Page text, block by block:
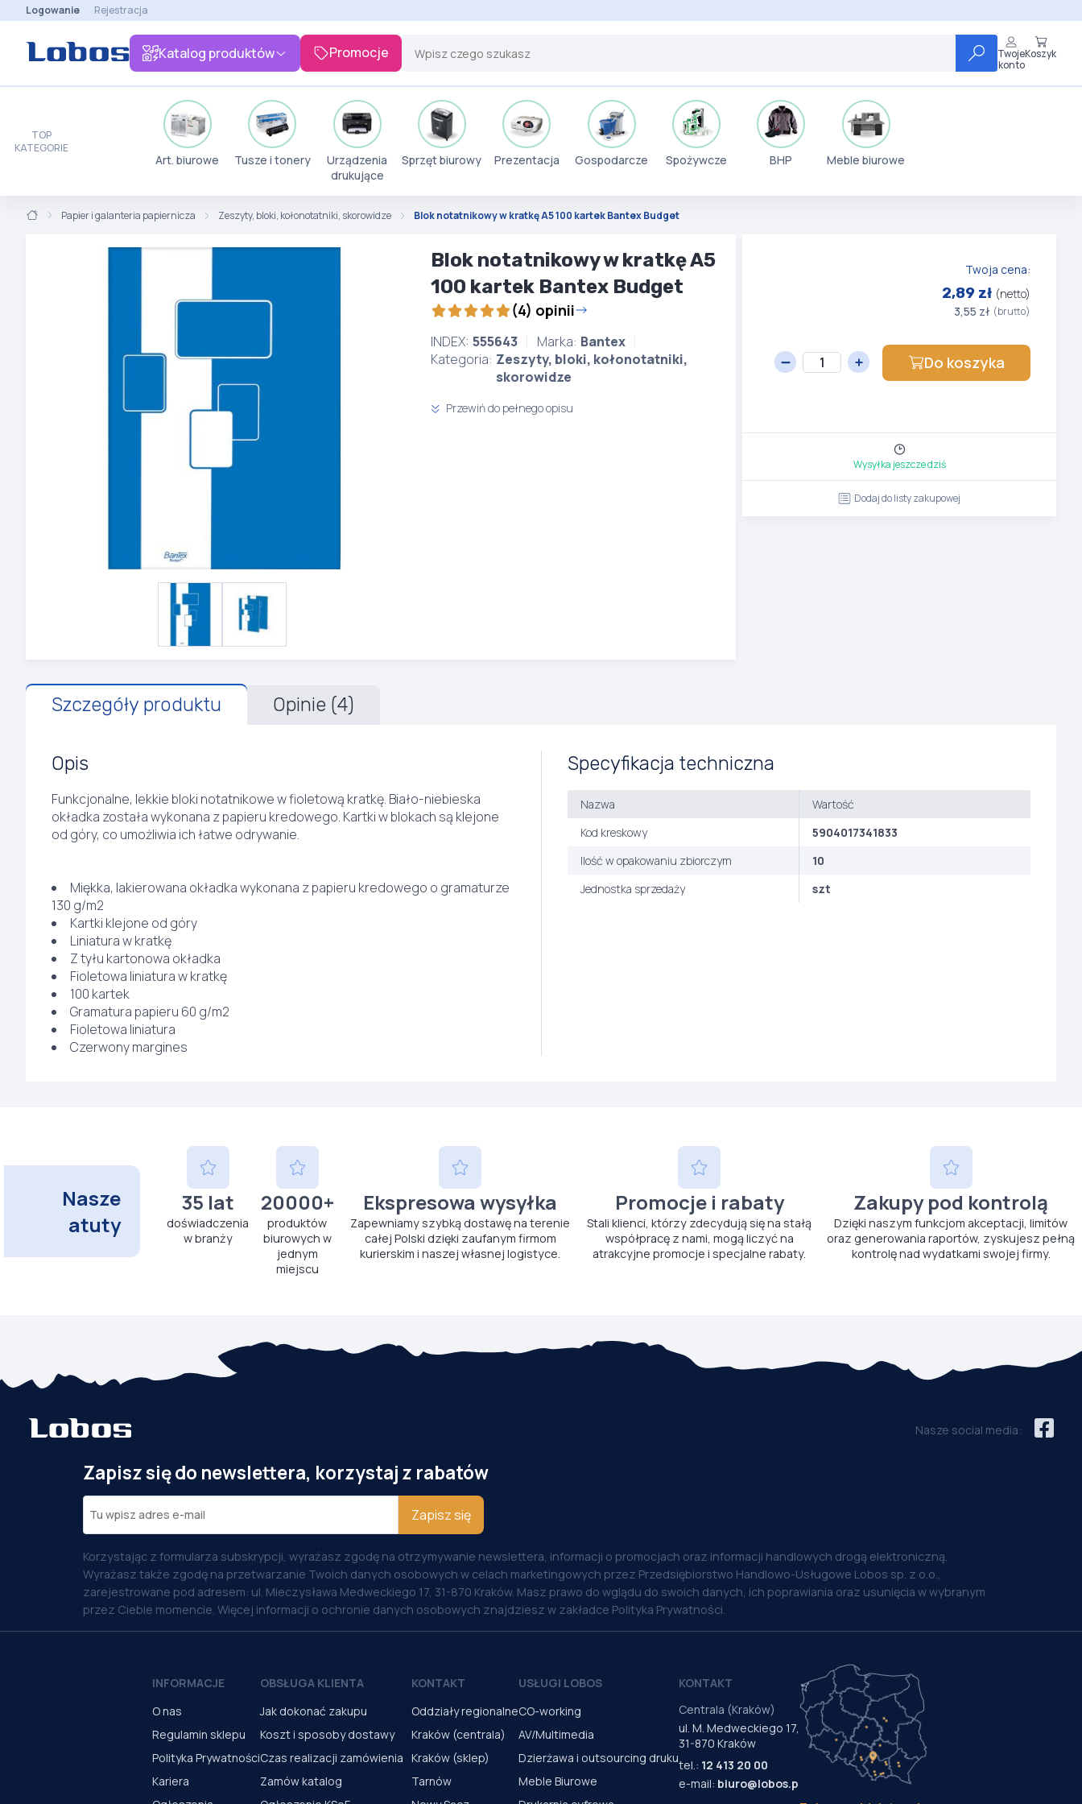
Logowanie Rejestracja
Katalog produktów Promocje
Twoje
konto
Koszyk
TOP
KATEGORIE
Art. biurowe Tusze i tonery
Urządzenia
drukujące
Sprzęt biurowy Prezentacja Gospodarcze Spożywcze BHP Meble biurowe
Papier i galanteria papiernicza Zeszyty, bloki, kołonotatniki, skorowidze Blok notatnikowy w kratkę A5 100 kartek Bantex Budget
Blok notatnikowy w kratkę A5
100 kartek Bantex Budget
(4) opinii
INDEX: 555643 Marka: Bantex
Kategoria: Zeszyty, bloki, kołonotatniki,
skorowidze
Przewiń do pełnego opisu
Twoja cena:
2,89 zł (netto)
3,55 zł (brutto)
Do koszyka
Wysyłka jeszcze dziś
Dodaj do listy zakupowej
Szczegóły produktu Opinie (4)
Opis
Funkcjonalne, lekkie bloki notatnikowe w fioletową kratkę. Biało-niebieska
okładka została wykonana z papieru kredowego. Kartki w blokach są klejone
od góry, co umożliwia ich łatwe odrywanie.
Miękka, lakierowana okładka wykonana z papieru kredowego o gramaturze
130 g/m2
Kartki klejone od góry
Liniatura w kratkę
Z tyłu kartonowa okładka
Fioletowa liniatura w kratkę
100 kartek
Gramatura papieru 60 g/m2
Fioletowa liniatura
Czerwony margines
Specyfikacja techniczna
Nazwa
Wartość
Kod kreskowy
5904017341833
Ilość w opakowaniu zbiorczym
10
Jednostka sprzedaży
szt
Nasze
atuty
35 lat
doświadczenia
w branży
20000+
produktów
biurowych w
jednym
miejscu
Ekspresowa wysyłka
Zapewniamy szybką dostawę na terenie
całej Polski dzięki zaufanym firmom
kurierskim i naszej własnej logistyce.
Promocje i rabaty
Stali klienci, którzy zdecydują się na stałą
współpracę z nami, mogą liczyć na
atrakcyjne promocje i specjalne rabaty.
Zakupy pod kontrolą
Dzięki naszym funkcjom akceptacji, limitów
oraz generowania raportów, zyskujesz pełną
kontrolę nad wydatkami swojej firmy.
Nasze social media:
Zapisz się do newslettera, korzystaj z rabatów
Zapisz się
Korzystając z formularza subskrypcji, wyrażasz zgodę na otrzymywanie newslettera, informacji o promocjach oraz informacji handlowych drogą elektroniczną.
Wyrażasz także zgodę na przetwarzanie Twoich danych osobowych w celach marketingowych przez Przedsiębiorstwo Handlowo-Usługowe Lobos sp. z o.o.,
zarejestrowane pod adresem: ul. Mieczysława Medweckiego 17, 31-870 Kraków. Masz prawo do wglądu do swoich danych, ich poprawiania oraz usunięcia w wybranym
przez Ciebie momencie. Więcej informacji o ochronie danych osobowych znajdziesz w zakładce Polityka Prywatności.
INFORMACJE
O nas
Regulamin sklepu
Polityka Prywatności
Kariera
OBSŁUGA KLIENTA
Jak dokonać zakupu
Koszt i sposoby dostawy
Czas realizacji zamówienia
Zamów katalog
KONTAKT
Oddziały regionalne
Kraków (centrala)
Kraków (sklep)
Tarnów
USŁUGI LOBOS
CO-working
AV/Multimedia
Dzierżawa i outsourcing druku
Meble Biurowe
KONTAKT
Centrala (Kraków)
ul. M. Medweckiego 17,
31-870 Kraków
tel.: 12 413 20 00
e-mail: biuro@lobos.pl